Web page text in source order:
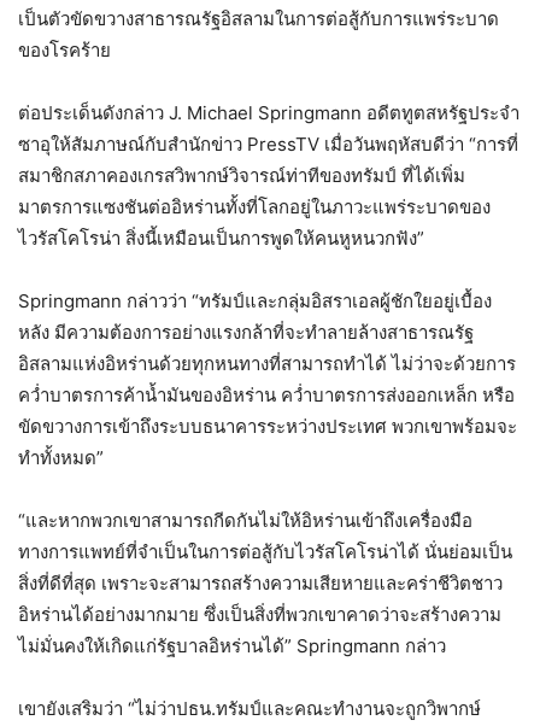
เป็นตัวขัดขวางสาธารณรัฐอิสลามในการต่อสู้กับการแพร่ระบาด
ของโรคร้าย
ต่อประเด็นดังกล่าว J. Michael Springmann อดีตทูตสหรัฐประจำ
ซาอุให้สัมภาษณ์กับสำนักข่าว PressTV เมื่อวันพฤหัสบดีว่า “การที่
สมาชิกสภาคองเกรสวิพากษ์วิจารณ์ท่าทีของทรัมป์ ที่ได้เพิ่ม
มาตรการแซงชันต่ออิหร่านทั้งที่โลกอยู่ในภาวะแพร่ระบาดของ
ไวรัสโคโรน่า สิ่งนี้เหมือนเป็นการพูดให้คนหูหนวกฟัง”
Springmann กล่าวว่า “ทรัมป์และกลุ่มอิสราเอลผู้ชักใยอยู่เบื้อง
หลัง มีความต้องการอย่างแรงกล้าที่จะทำลายล้างสาธารณรัฐ
อิสลามแห่งอิหร่านด้วยทุกหนทางที่สามารถทำได้ ไม่ว่าจะด้วยการ
คว่ำบาตรการค้าน้ำมันของอิหร่าน คว่ำบาตรการส่งออกเหล็ก หรือ
ขัดขวางการเข้าถึงระบบธนาคารระหว่างประเทศ พวกเขาพร้อมจะ
ทำทั้งหมด”
“และหากพวกเขาสามารถกีดกันไม่ให้อิหร่านเข้าถึงเครื่องมือ
ทางการแพทย์ที่จำเป็นในการต่อสู้กับไวรัสโคโรน่าได้ นั่นย่อมเป็น
สิ่งที่ดีที่สุด เพราะจะสามารถสร้างความเสียหายและคร่าชีวิตชาว
อิหร่านได้อย่างมากมาย ซึ่งเป็นสิ่งที่พวกเขาคาดว่าจะสร้างความ
ไม่มั่นคงให้เกิดแก่รัฐบาลอิหร่านได้” Springmann กล่าว
เขายังเสริมว่า “ไม่ว่าปธน.ทรัมป์และคณะทำงานจะถูกวิพากษ์